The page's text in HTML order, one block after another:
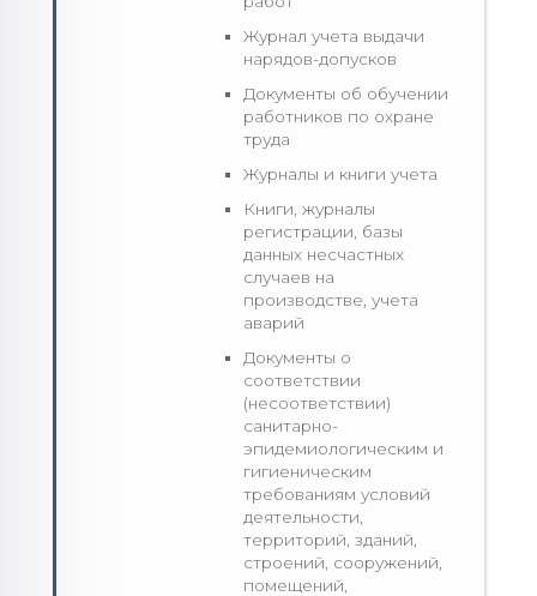
Журнал учета выдачи
нарядов-допусков
Документы об обучении
работников по охране
труда
Журналы и книги учета
Книги, журналы
регистрации, базы
данных несчастных
случаев на
производстве, учета
аварий
Документы о
соответствии
(несоответствии)
санитарно-
эпидемиологическим и
гигиеническим
требованиям условий
деятельности,
территорий, зданий,
строений, сооружений,
помещений,